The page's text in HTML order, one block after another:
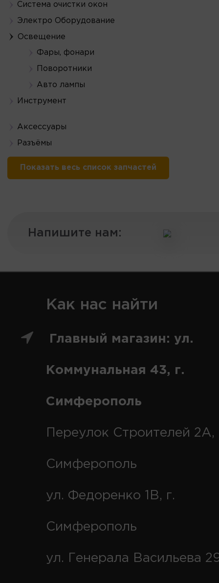
Система очистки окон
Электро Оборудование
Освещение
Фары, фонари
Поворотники
Авто лампы
Инструмент
Аксессуары
Разъёмы
Показать весь список запчастей
Напишите нам:
Как нас найти
Главный магазин: ул.
Коммунальная 43, г.
Симферополь
Переулок Строителей 2А,
Симферополь
ул. Федоренко 1В, г.
Симферополь
ул. Генерала Васильева